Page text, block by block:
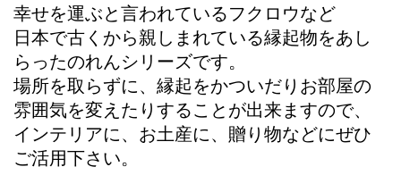
幸せを運ぶと言われているフクロウなど
日本で古くから親しまれている縁起物をあし
らったのれんシリーズです。
場所を取らずに、縁起をかついだりお部屋の
雰囲気を変えたりすることが出来ますので、
インテリアに、お土産に、贈り物などにぜひ
ご活用下さい。